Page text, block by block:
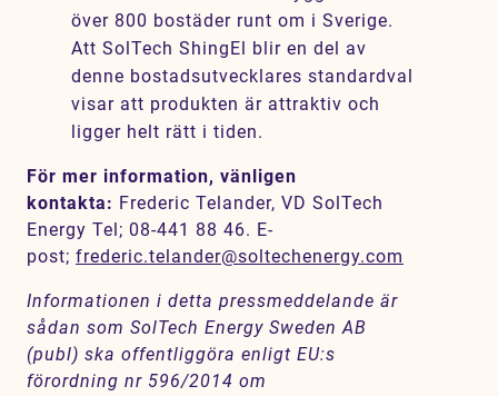
över 800 bostäder runt om i Sverige.
Att SolTech ShingEl blir en del av
denne bostadsutvecklares standardval
visar att produkten är attraktiv och
ligger helt rätt i tiden.
För mer information, vänligen
kontakta: Frederic Telander, VD SolTech
Energy Tel; 08-441 88 46. E-
post; frederic.telander@soltechenergy.com
Informationen i detta pressmeddelande är
sådan som SolTech Energy Sweden AB
(publ) ska offentliggöra enligt EU:s
förordning nr 596/2014 om